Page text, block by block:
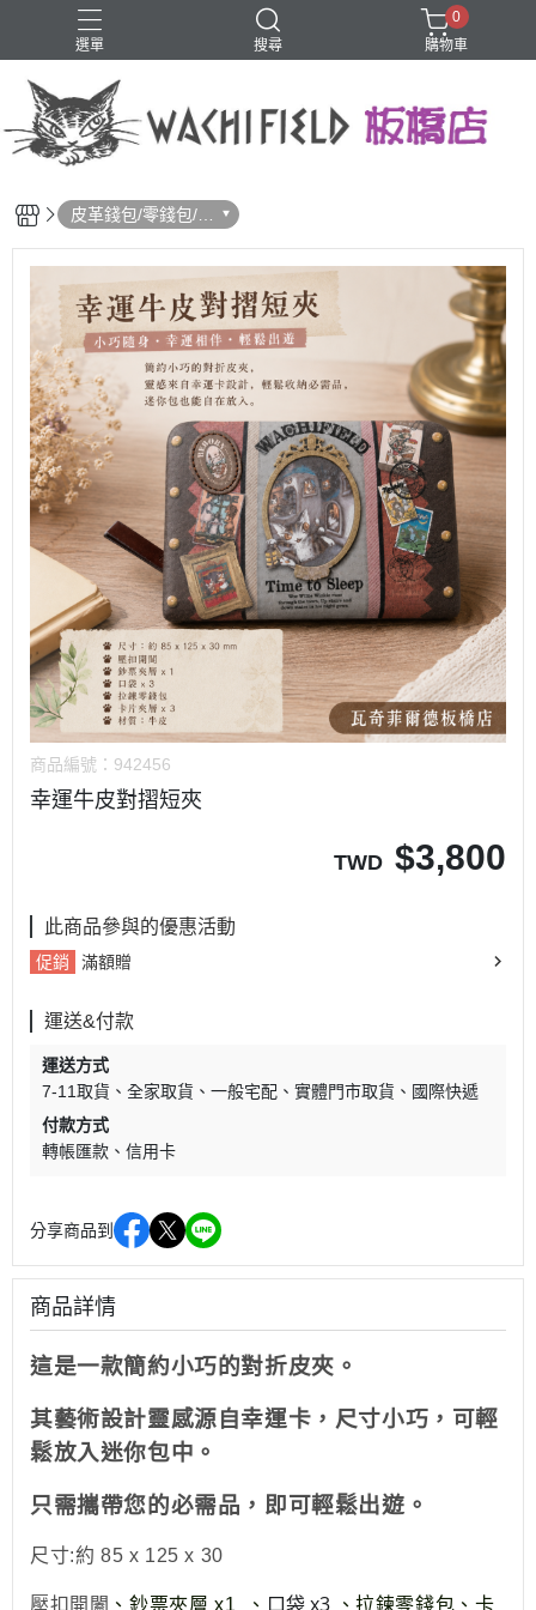
選單 搜尋
鑰匙圈
0
購物車
皮革錢包/零錢包/卡
夾
商品編號： 942456
幸運牛皮對摺短夾
TWD $3,800
此商品參與的優惠活動
促銷 滿額贈
運送&付款
運送方式
7-11取貨
全家取貨 一般宅配 實體門市取貨
國際快遞
付款方式
轉帳匯款
信用卡
分享商品到
商品詳情
這是一款簡約小巧的對折皮夾。
其藝術設計靈感源自幸運卡，尺寸小巧，可輕
鬆放入迷你包中。
只需攜帶您的必需品，即可輕鬆出遊。
尺寸:約 85 x 125 x 30
壓扣開闔 、鈔票夾層 x1 、 口袋 x3 、拉鍊零錢包 、卡